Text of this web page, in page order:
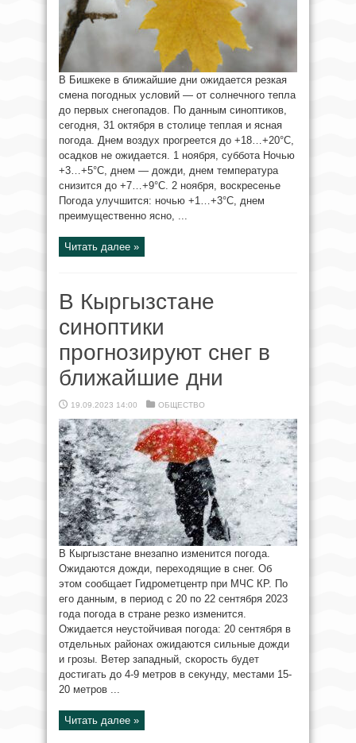
В Бишкеке в ближайшие дни ожидается резкая
смена погодных условий — от солнечного тепла
до первых снегопадов. По данным синоптиков,
сегодня, 31 октября в столице теплая и ясная
погода. Днем воздух прогреется до +18…+20°С,
осадков не ожидается. 1 ноября, суббота Ночью
+3…+5°С, днем — дожди, днем температура
снизится до +7…+9°С. 2 ноября, воскресенье
Погода улучшится: ночью +1…+3°С, днем
преимущественно ясно, ...
Читать далее »
В Кыргызстане
синоптики
прогнозируют снег в
ближайшие дни
19.09.2023 14:00 ОБЩЕСТВО
В Кыргызстане внезапно изменится погода.
Ожидаются дожди, переходящие в снег. Об
этом сообщает Гидрометцентр при МЧС КР. По
его данным, в период с 20 по 22 сентября 2023
года погода в стране резко изменится.
Ожидается неустойчивая погода: 20 сентября в
отдельных районах ожидаются сильные дожди
и грозы. Ветер западный, скорость будет
достигать до 4-9 метров в секунду, местами 15-
20 метров ...
Читать далее »